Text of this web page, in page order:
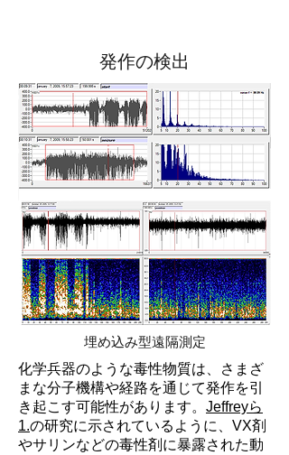
発作の検出
埋め込み型遠隔測定
化学兵器のような毒性物質は、さまざ
まな分子機構や経路を通じて発作を引
き起こす可能性があります。 Jeffreyら
1.の研究に示されているように、VX剤
やサリンなどの毒性剤に暴露された動